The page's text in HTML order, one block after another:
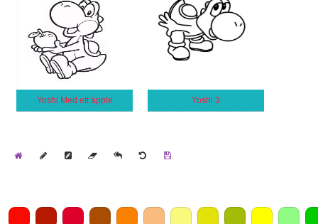
Yoshi Med ett äpple Yoshi 3